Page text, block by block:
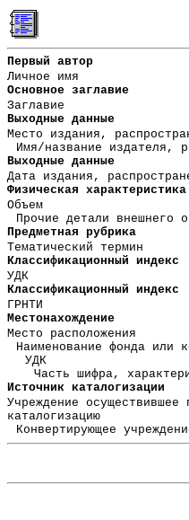
Первый автор
Личное имя
Основное заглавие
Заглавие
Выходные данные
Место издания,
Имя/название издателя,
Выходные данные
Дата издания,
Физическая характеристика
Объем
Прочие детали внешнего
Предметная рубрика
Тематический термин
Классификационный индекс
УДК
Классификационный индекс
ГРНТИ
Местонахождение
Место расположения
Наименование фонда или
УДК
Часть шифра,
Источник каталогизации
Учреждение осуществившее
каталогизацию
Конвертирующее